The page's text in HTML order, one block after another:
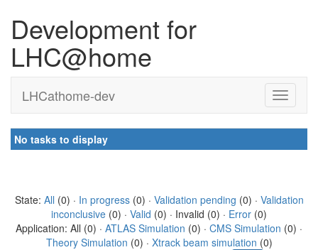
Development for
LHC@home
LHCathome-dev
No tasks to display
State: All (0) · In progress(0) · Validation pending (0) · Validation
inconclusive (0) · Valid (0) · Invalid (0) · Error (0)
Application: All (0) · ATLAS Simulation (0) · CMS Simulation (0) ·
Theory Simulation (0) · Xtrack beam simulation (0)